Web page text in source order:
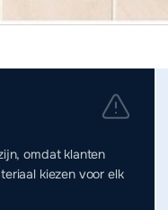
omdat klanten
kiezen voor elk